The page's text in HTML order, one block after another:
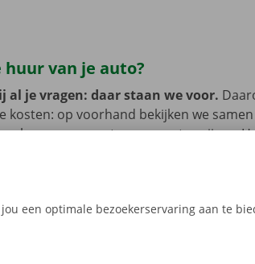
van je auto?
al je vragen: daar staan we voor.
kosten: op voorhand bekijken we
we onze transparante prijzen.
en pechverhelping voor je klaar:
een optimale bezoekerservaring aan te